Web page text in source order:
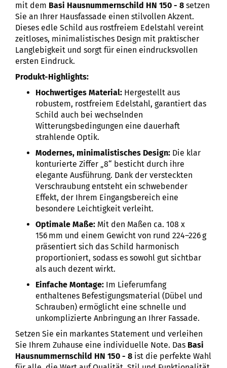
mit dem Basi Hausnummernschild HN 150 - 8 setzen
Sie an Ihrer Hausfassade einen stilvollen Akzent.
Dieses edle Schild aus rostfreiem Edelstahl vereint
zeitloses, minimalistisches Design mit praktischer
Langlebigkeit und sorgt für einen eindrucksvollen
ersten Eindruck.
Produkt-Highlights:
Hochwertiges Material: Hergestellt aus
robustem, rostfreiem Edelstahl, garantiert das
Schild auch bei wechselnden
Witterungsbedingungen eine dauerhaft
strahlende Optik.
Modernes, minimalistisches Design: Die klar
konturierte Ziffer „8“ besticht durch ihre
elegante Ausführung. Dank der versteckten
Verschraubung entsteht ein schwebender
Effekt, der Ihrem Eingangsbereich eine
besondere Leichtigkeit verleiht.
Optimale Maße: Mit den Maßen ca. 108 x
156 mm und einem Gewicht von rund 224–226 g
präsentiert sich das Schild harmonisch
proportioniert, sodass es sowohl gut sichtbar
als auch dezent wirkt.
Einfache Montage: Im Lieferumfang
enthaltenes Befestigungsmaterial (Dübel und
Schrauben) ermöglicht eine schnelle und
unkomplizierte Anbringung an Ihrer Fassade.
Setzen Sie ein markantes Statement und verleihen
Sie Ihrem Zuhause eine individuelle Note. Das Basi
Hausnummernschild HN 150 - 8 ist die perfekte Wahl